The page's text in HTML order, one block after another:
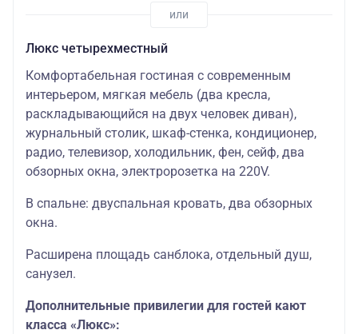
Люкс четырехместный
Комфортабельная гостиная с современным
интерьером, мягкая мебель (два кресла,
раскладывающийся на двух человек диван),
журнальный столик, шкаф-стенка, кондиционер,
радио, телевизор, холодильник, фен, сейф, два
обзорных окна, электророзетка на 220V.
В спальне: двуспальная кровать, два обзорных
окна.
Расширена площадь санблока, отдельный душ,
санузел.
Дополнительные привилегии для гостей кают
класса «Люкс»: